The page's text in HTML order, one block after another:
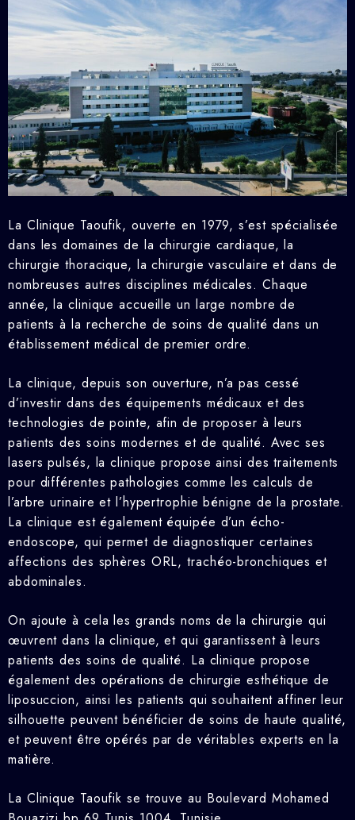
La Clinique Taoufik, ouverte en 1979, s’est spécialisée
dans les domaines de la chirurgie cardiaque, la
chirurgie thoracique, la chirurgie vasculaire et dans de
nombreuses autres disciplines médicales. Chaque
année, la clinique accueille un large nombre de
patients à la recherche de soins de qualité dans un
établissement médical de premier ordre.
La clinique, depuis son ouverture, n’a pas cessé
d’investir dans des équipements médicaux et des
technologies de pointe, afin de proposer à leurs
patients des soins modernes et de qualité. Avec ses
lasers pulsés, la clinique propose ainsi des traitements
pour différentes pathologies comme les calculs de
l’arbre urinaire et l’hypertrophie bénigne de la prostate.
La clinique est également équipée d’un écho-
endoscope, qui permet de diagnostiquer certaines
affections des sphères ORL, trachéo-bronchiques et
abdominales.
On ajoute à cela les grands noms de la chirurgie qui
œuvrent dans la clinique, et qui garantissent à leurs
patients des soins de qualité. La clinique propose
également des opérations de chirurgie esthétique de
liposuccion, ainsi les patients qui souhaitent affiner leur
silhouette peuvent bénéficier de soins de haute qualité,
et peuvent être opérés par de véritables experts en la
matière.
La Clinique Taoufik se trouve au Boulevard Mohamed